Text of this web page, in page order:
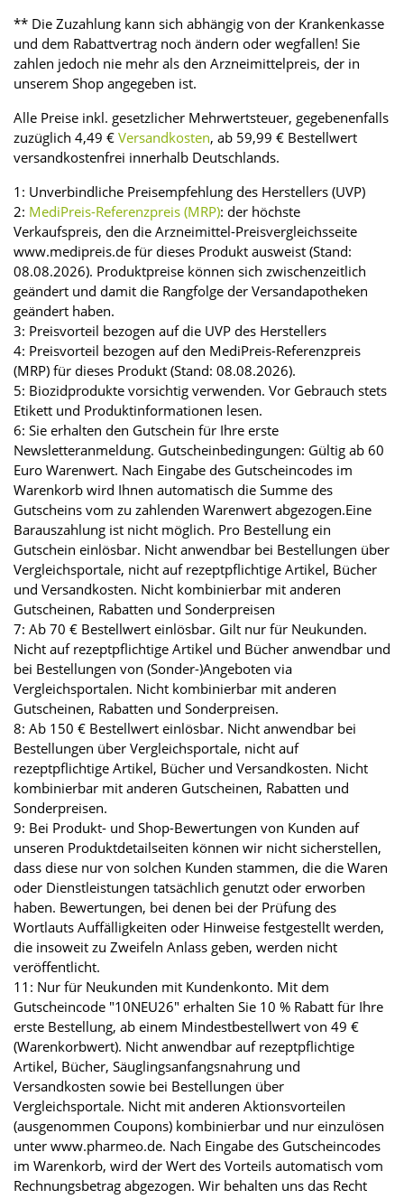
** Die Zuzahlung kann sich abhängig von der Krankenkasse
und dem Rabattvertrag noch ändern oder wegfallen! Sie
zahlen jedoch nie mehr als den Arzneimittelpreis, der in
unserem Shop angegeben ist.
Alle Preise inkl. gesetzlicher Mehrwertsteuer, gegebenenfalls
zuzüglich 4,49 € Versandkosten, ab 59,99 € Bestellwert
versandkostenfrei innerhalb Deutschlands.
1: Unverbindliche Preisempfehlung des Herstellers (UVP)
2: MediPreis-Referenzpreis (MRP): der höchste
Verkaufspreis, den die Arzneimittel-Preisvergleichsseite
www.medipreis.de für dieses Produkt ausweist (Stand:
08.08.2026). Produktpreise können sich zwischenzeitlich
geändert und damit die Rangfolge der Versandapotheken
geändert haben.
3: Preisvorteil bezogen auf die UVP des Herstellers
4: Preisvorteil bezogen auf den MediPreis-Referenzpreis
(MRP) für dieses Produkt (Stand: 08.08.2026).
5: Biozidprodukte vorsichtig verwenden. Vor Gebrauch stets
Etikett und Produktinformationen lesen.
6: Sie erhalten den Gutschein für Ihre erste
Newsletteranmeldung. Gutscheinbedingungen: Gültig ab 60
Euro Warenwert. Nach Eingabe des Gutscheincodes im
Warenkorb wird Ihnen automatisch die Summe des
Gutscheins vom zu zahlenden Warenwert abgezogen.Eine
Barauszahlung ist nicht möglich. Pro Bestellung ein
Gutschein einlösbar. Nicht anwendbar bei Bestellungen über
Vergleichsportale, nicht auf rezeptpflichtige Artikel, Bücher
und Versandkosten. Nicht kombinierbar mit anderen
Gutscheinen, Rabatten und Sonderpreisen
7: Ab 70 € Bestellwert einlösbar. Gilt nur für Neukunden.
Nicht auf rezeptpflichtige Artikel und Bücher anwendbar und
bei Bestellungen von (Sonder-)Angeboten via
Vergleichsportalen. Nicht kombinierbar mit anderen
Gutscheinen, Rabatten und Sonderpreisen.
8: Ab 150 € Bestellwert einlösbar. Nicht anwendbar bei
Bestellungen über Vergleichsportale, nicht auf
rezeptpflichtige Artikel, Bücher und Versandkosten. Nicht
kombinierbar mit anderen Gutscheinen, Rabatten und
Sonderpreisen.
9: Bei Produkt- und Shop-Bewertungen von Kunden auf
unseren Produktdetailseiten können wir nicht sicherstellen,
dass diese nur von solchen Kunden stammen, die die Waren
oder Dienstleistungen tatsächlich genutzt oder erworben
haben. Bewertungen, bei denen bei der Prüfung des
Wortlauts Auffälligkeiten oder Hinweise festgestellt werden,
die insoweit zu Zweifeln Anlass geben, werden nicht
veröffentlicht.
11: Nur für Neukunden mit Kundenkonto. Mit dem
Gutscheincode "10NEU26" erhalten Sie 10 % Rabatt für Ihre
erste Bestellung, ab einem Mindestbestellwert von 49 €
(Warenkorbwert). Nicht anwendbar auf rezeptpflichtige
Artikel, Bücher, Säuglingsanfangsnahrung und
Versandkosten sowie bei Bestellungen über
Vergleichsportale. Nicht mit anderen Aktionsvorteilen
(ausgenommen Coupons) kombinierbar und nur einzulösen
unter www.pharmeo.de. Nach Eingabe des Gutscheincodes
im Warenkorb, wird der Wert des Vorteils automatisch vom
Rechnungsbetrag abgezogen. Wir behalten uns das Recht